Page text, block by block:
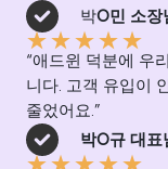
박O민 소장
★★★★★
“애드윈 덕분에 우
니다. 고객 유입이
줄었어요.”
박O규 대
★★★★★